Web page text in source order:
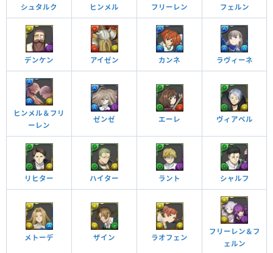
シュタルク ヒンメル フリーレン フェルン
デンケン アイゼン カンネ ラヴィーネ
ヒンメル＆フリ
ーレン
ゼンゼ エーレ ヴィアベル
リヒター ハイター ラント シャルフ
メトーデ ザイン ラオフェン
フリーレン＆フ
ェルン